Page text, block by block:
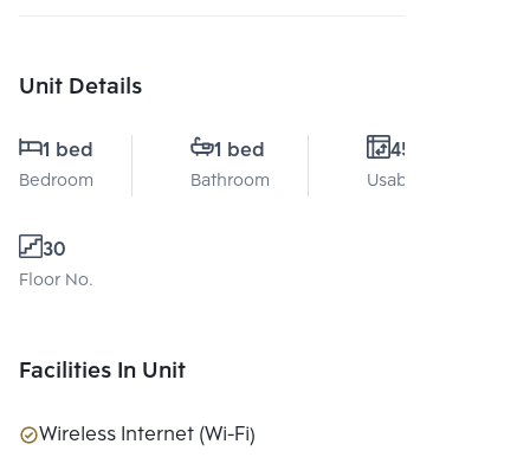
Unit Details
1 bed
Bedroom
1 bed
Bathroom
45 Sq.m.
Usable area
30
Floor No.
Facilities In Unit
Wireless Internet (Wi-Fi)